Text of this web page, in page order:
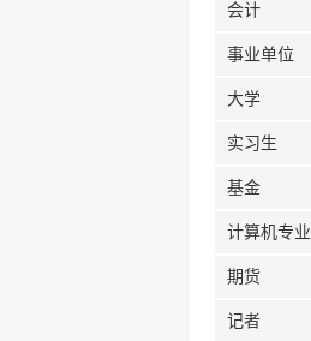
会计
事业单位
大学
实习生
基金
计算机专业
期货
记者